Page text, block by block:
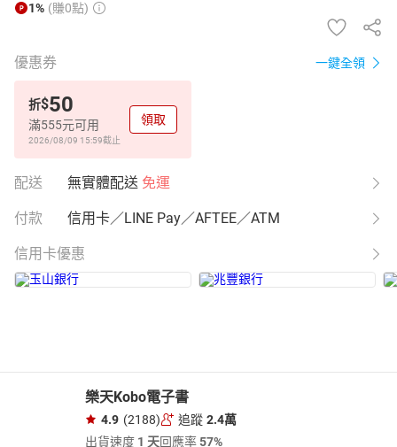
1% (賺0點)
優惠券 一鍵全領
折$50
滿555元可用
2026/08/09 15:59截止
領取
配送 無實體配送 免運
付款 信用卡／LINE Pay／AFTEE／ATM
信用卡優惠
樂天Kobo電子書
4.9 (2188) 追蹤 2.4萬
出貨速度 1 天回應率57%